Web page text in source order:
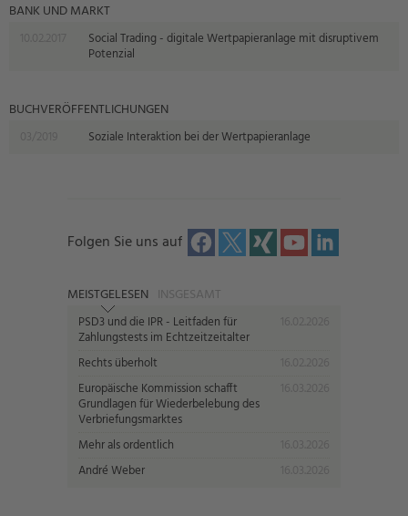
BANK UND MARKT
Social Trading - digitale Wertpapieranlage mit disruptivem
Potenzial
BUCHVERÖFFENTLICHUNGEN
Soziale Interaktion bei der Wertpapieranlage
Folgen Sie uns auf
MEISTGELESEN INSGESAMT
PSD3 und die IPR - Leitfaden für
Zahlungstests im Echtzeitzeitalter
Rechts überholt
Europäische Kommission schafft
Grundlagen für Wiederbelebung des
Verbriefungsmarktes
Mehr als ordentlich
André Weber